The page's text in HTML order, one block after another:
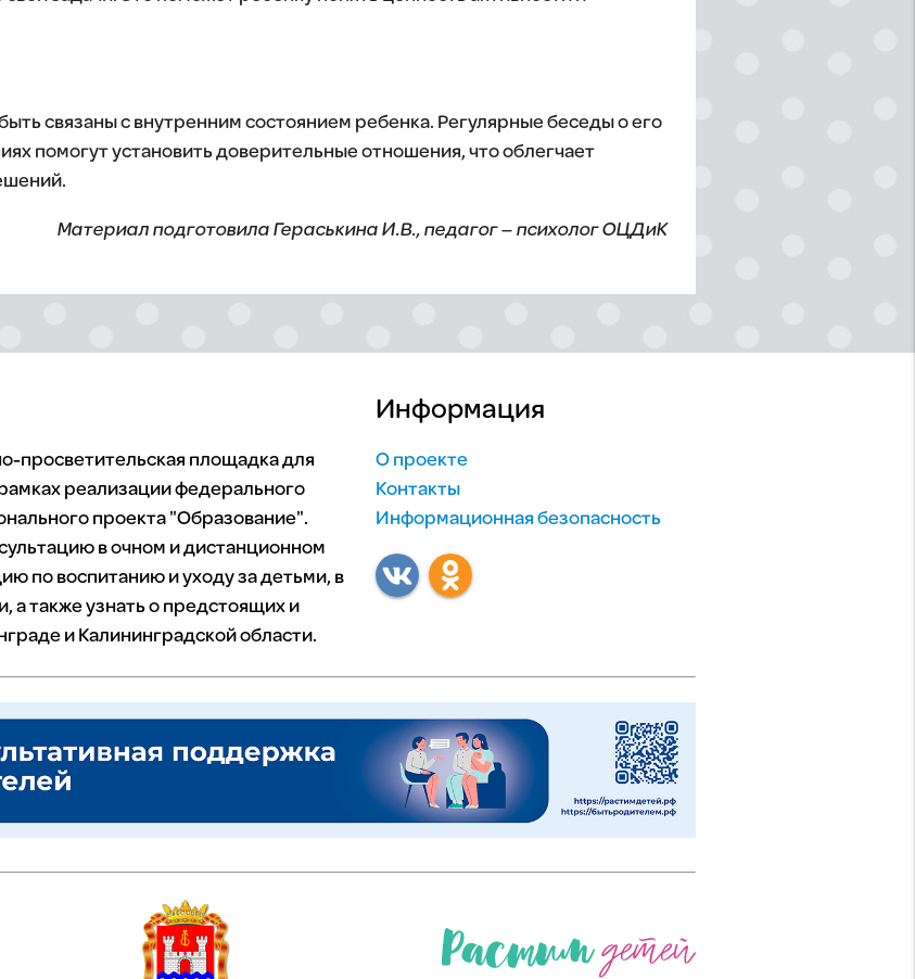
связаны с внутренним состоянием ребенка. Регулярные беседы о его
помогут установить доверительные отношения, что облегчает
Материал подготовила Гераськина И.В., педагог – психолог ОЦДиК
просветительская площадка для
реализации федерального
проекта "Образование".
в очном и дистанционном
по воспитанию и уходу за детьми, в
а также узнать о предстоящих и
и Калининградской области.
Информация
О проекте
Контакты
Информационная безопасность